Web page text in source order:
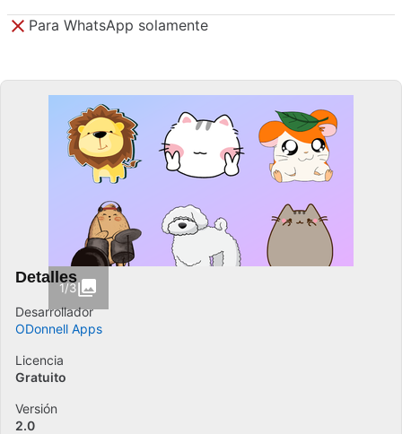
Para WhatsApp solamente
1/3
Detalles
Desarrollador
ODonnell Apps
Licencia
Gratuito
Versión
2.0